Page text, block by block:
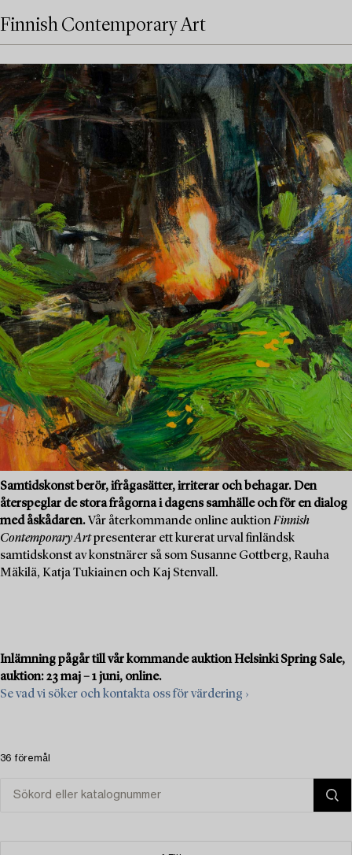
Finnish Contemporary Art
Samtidskonst berör, ifrågasätter, irriterar och behagar. Den
återspeglar de stora frågorna i dagens samhälle och för en dialog
med åskådaren. Vår återkommande online auktionFinnish
Contemporary Artpresenterar ett kurerat urval finländsk
samtidskonst av konstnärer så som Susanne Gottberg, Rauha
Mäkilä, Katja Tukiainen och Kaj Stenvall.
Inlämning pågår till vår kommande auktion Helsinki Spring Sale,
auktion: 23 maj – 1 juni, online.
Se vad vi söker och kontakta oss för värdering ›
36 föremål